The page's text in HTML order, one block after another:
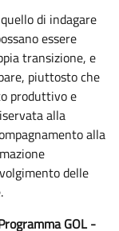
di indagare
essere
transizione, e
piuttosto che
produttivo e
alla
alla
delle
GOL -